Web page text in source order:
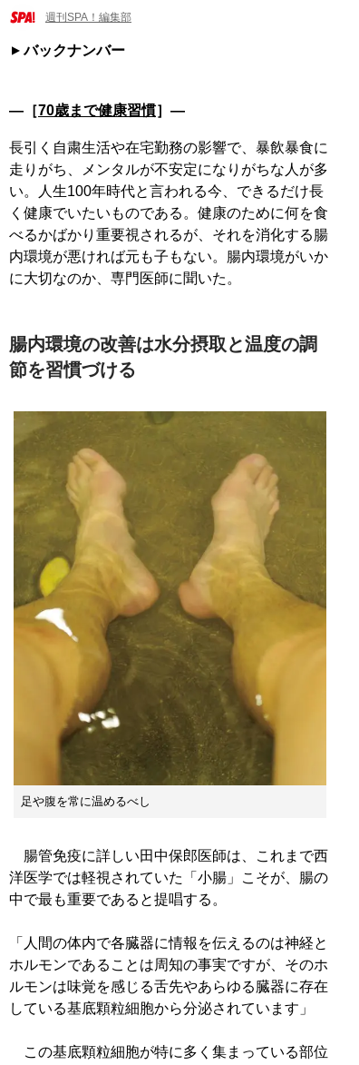
週刊SPA！編集部
バックナンバー
―［70歳まで健康習慣］―
長引く自粛生活や在宅勤務の影響で、暴飲暴食に
走りがち、メンタルが不安定になりがちな人が多
い。人生100年時代と言われる今、できるだけ長
く健康でいたいものである。健康のために何を食
べるかばかり重要視されるが、それを消化する腸
内環境が悪ければ元も子もない。腸内環境がいか
に大切なのか、専門医師に聞いた。
腸内環境の改善は水分摂取と温度の調
節を習慣づける
足や腹を常に温めるべし
腸管免疫に詳しい田中保郎医師は、これまで西
洋医学では軽視されていた「小腸」こそが、腸の
中で最も重要であると提唱する。
「人間の体内で各臓器に情報を伝えるのは神経と
ホルモンであることは周知の事実ですが、そのホ
ルモンは味覚を感じる舌先やあらゆる臓器に存在
している基底顆粒細胞から分泌されています」
この基底顆粒細胞が特に多く集まっている部位